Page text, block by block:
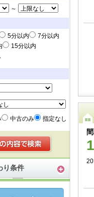
～
5分以内
7分以内
15分以内
中古のみ 指定なし
り条件